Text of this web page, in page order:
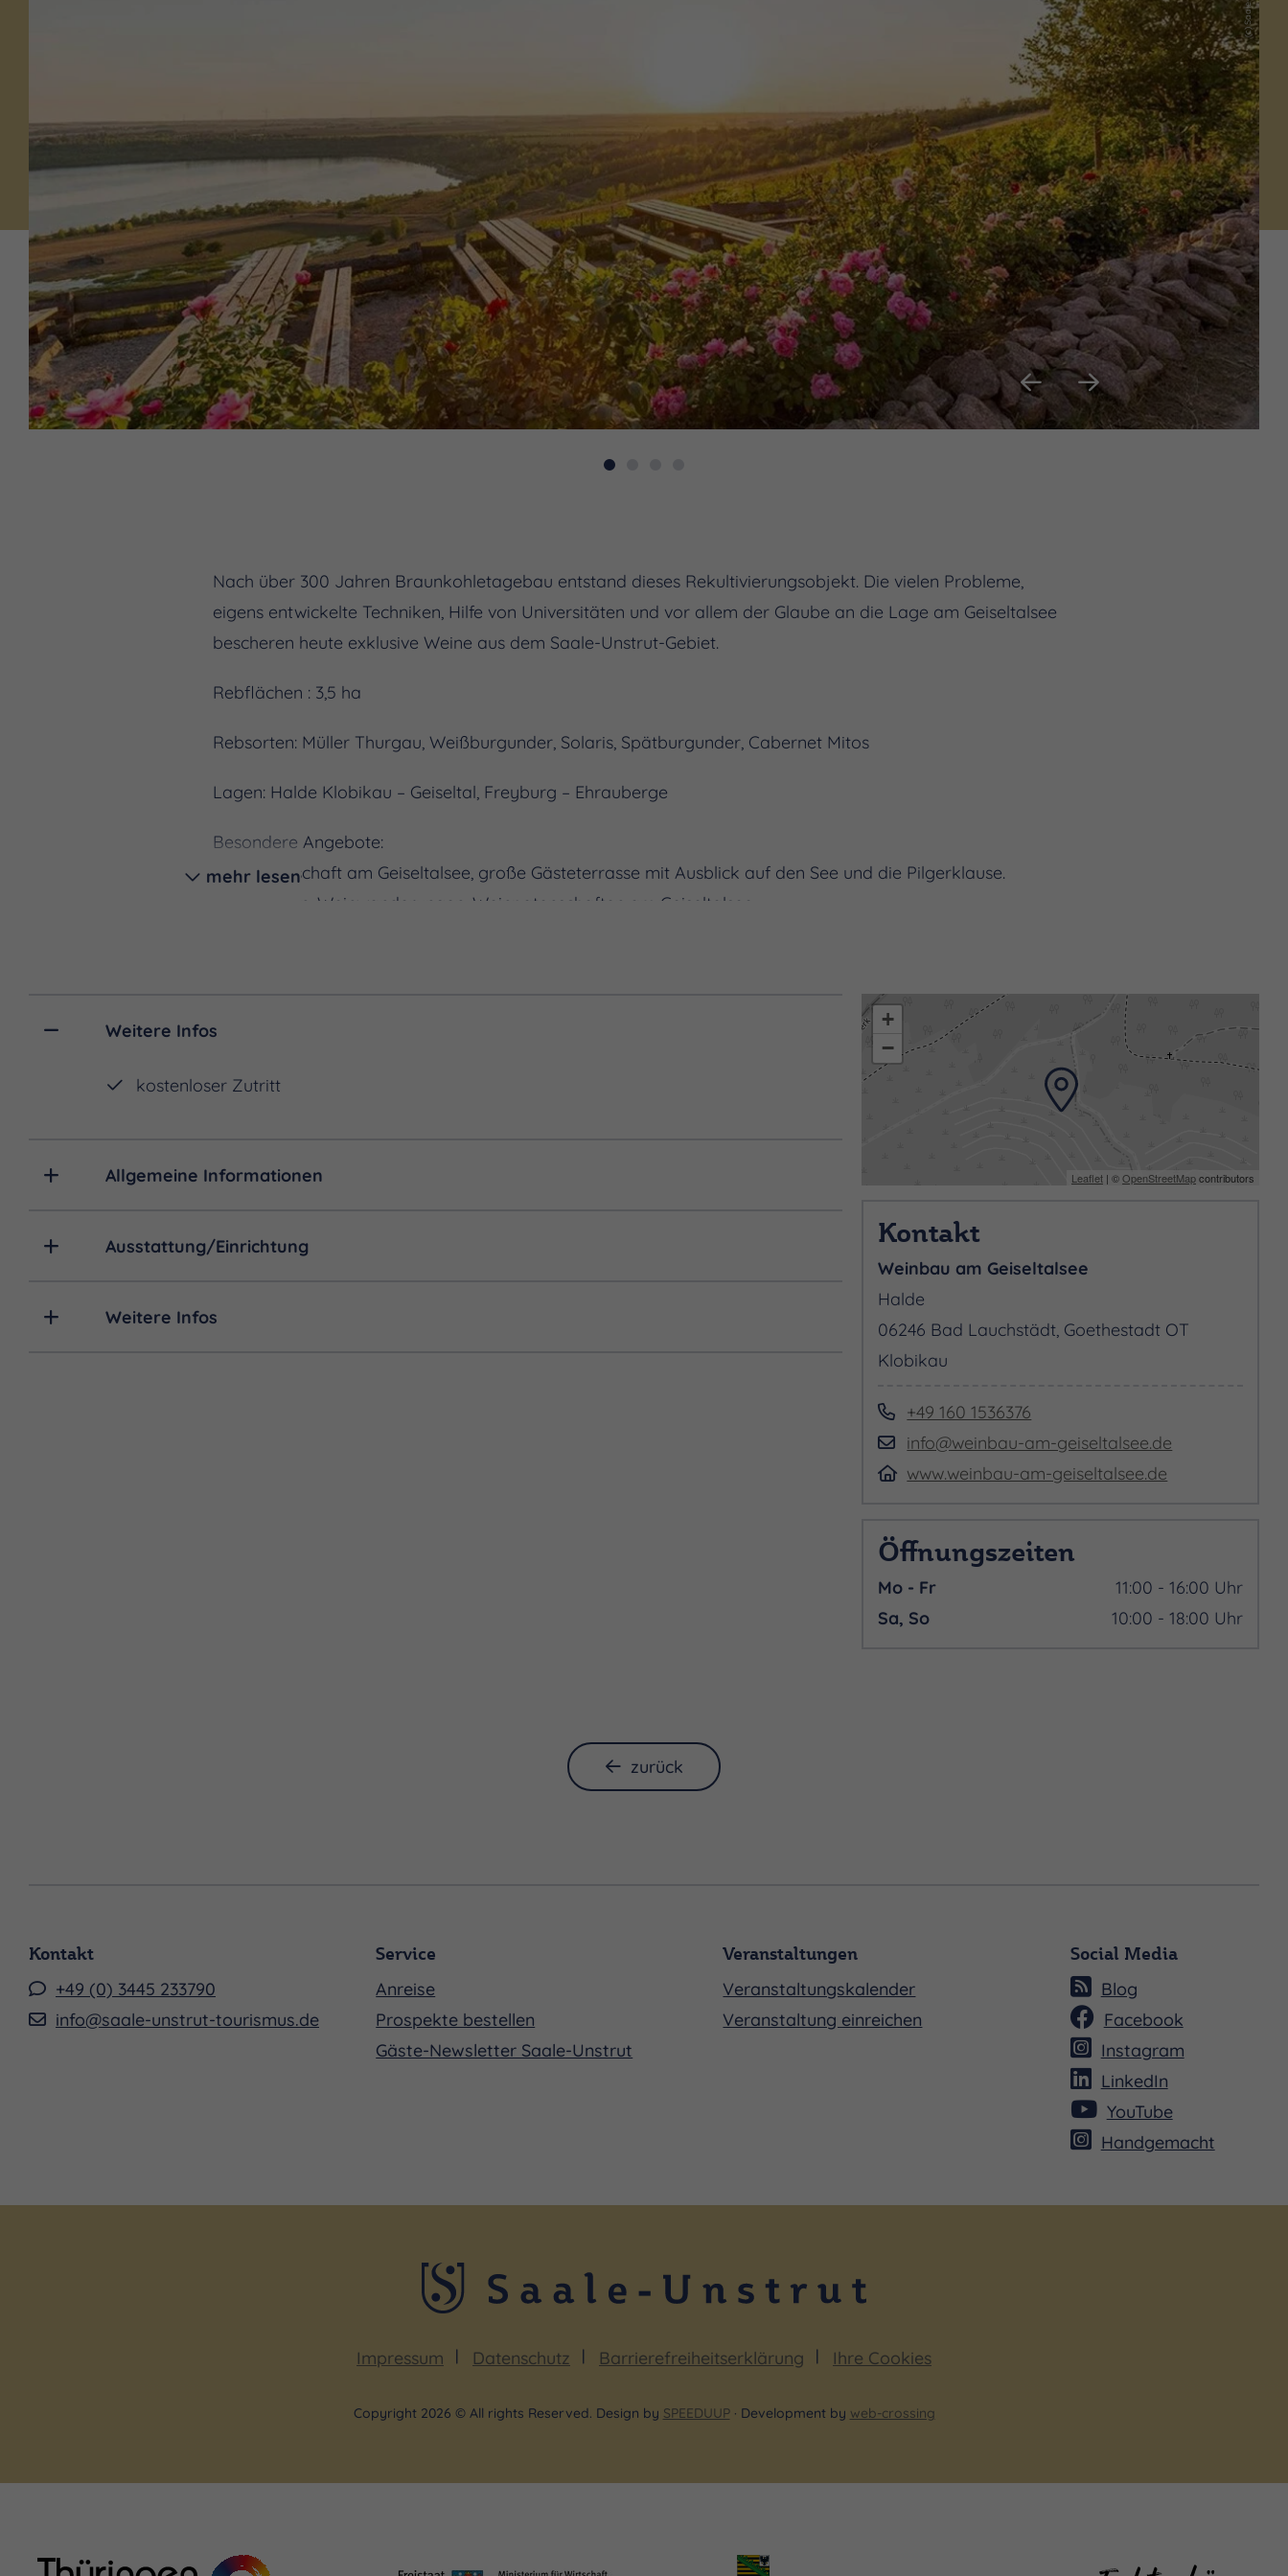
Nach über 300 Jahren Braunkohletagebau entstand dieses Rekultivierungsobjekt. Die vielen Probleme,
eigens entwickelte Techniken, Hilfe von Universitäten und vor allem der Glaube an die Lage am Geiseltalsee
bescheren heute exklusive Weine aus dem Saale-Unstrut-Gebiet.
Rebflächen : 3,5 ha
Rebsorten: Müller Thurgau, Weißburgunder, Solaris, Spätburgunder, Cabernet Mitos
Lagen: Halde Klobikau – Geiseltal, Freyburg – Ehrauberge
Besondere Angebote:
Straußwirtschaft am Geiseltalsee, große Gästeterrasse mit Ausblick auf den See und die Pilgerklause.
Weinproben, Weinwanderungen, Weinpatenschaften am Geiseltalsee
- Federweißerfest an der Marina Mücheln
mehr lesen
Weitere Infos
kostenloser Zutritt
Allgemeine Informationen
Ausstattung/Einrichtung
Weitere Infos
+
−
Leaflet| ©OpenStreetMapcontributors
Kontakt
Weinbau am Geiseltalsee
Halde
06246 Bad Lauchstädt, Goethestadt OT
Klobikau
+49 160 1536376
info@weinbau-am-geiseltalsee.de
www.weinbau-am-geiseltalsee.de
Öffnungszeiten
Mo - Fr
11:00 - 16:00 Uhr
Sa, So
10:00 - 18:00 Uhr
zurück
Kontakt
+49 (0) 3445 233790
info@saale-unstrut-tourismus.de
Service
Anreise
Prospekte bestellen
Gäste-Newsletter Saale-Unstrut
Veranstaltungen
Veranstaltungskalender
Veranstaltung einreichen
Social Media
Blog
Facebook
Instagram
LinkedIn
YouTube
Handgemacht
Impressum Datenschutz Barrierefreiheitserklärung Ihre Cookies
Copyright 2026 © All rights Reserved. Design by SPEEDUUP· Development by web-crossing